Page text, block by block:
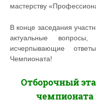
мастерству
В конце заседания
актуальные
исчерпывающие
Чемпионата!
Отборочный
чемпионата